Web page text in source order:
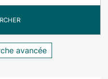
avancée